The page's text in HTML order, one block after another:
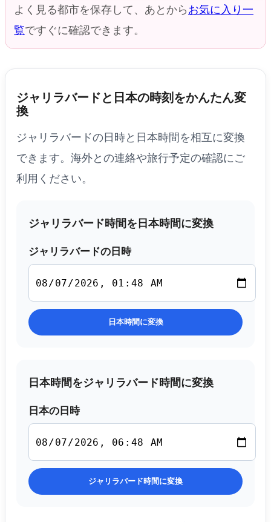
よく見る都市を保存して、あとからお気に入り一
覧ですぐに確認できます。
ジャリラバードと日本の時刻をかんたん変
換
ジャリラバードの日時と日本時間を相互に変換
できます。海外との連絡や旅行予定の確認にご
利用ください。
ジャリラバード時間を日本時間に変換
ジャリラバードの日時
日本時間に変換
日本時間をジャリラバード時間に変換
日本の日時
ジャリラバード時間に変換